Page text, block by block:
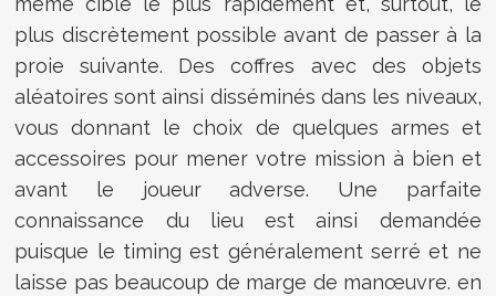
plus discrètement possible avant de passer à la
proie suivante. Des coffres avec des objets
aléatoires sont ainsi disséminés dans les niveaux,
vous donnant le choix de quelques armes et
accessoires pour mener votre mission à bien et
avant le joueur adverse. Une parfaite
connaissance du lieu est ainsi demandée
puisque le timing est généralement serré et ne
laisse pas beaucoup de marge de manœuvre. en